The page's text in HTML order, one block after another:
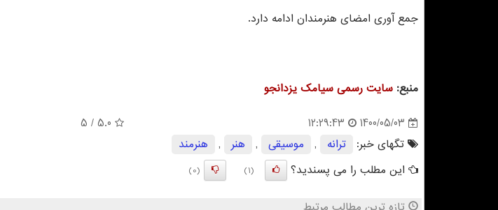
جمع آوری امضای هنرمندان ادامه دارد.
منبع: سایت رسمی سیامك یزدانجو
1400/05/03
12:29:43
5.0
/ 5
تگهای خبر:
ترانه , موسیقی , هنر ,
هنرمند
این مطلب را می پسندید؟
(1)
(0)